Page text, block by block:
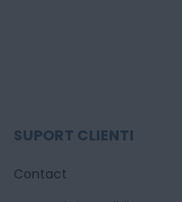
SUPORT CLIENTI
Contact